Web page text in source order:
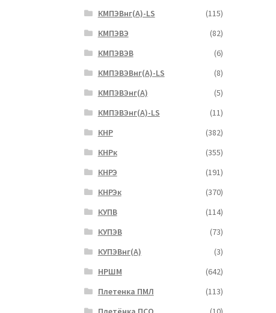
КМПЭВнг(А)-LS
(115)
КМПЭВЭ
(82)
КМПЭВЭВ
(6)
КМПЭВЭВнг(А)-LS
(8)
КМПЭВЭнг(А)
(5)
КМПЭВЭнг(А)-LS
(11)
КНР
(382)
КНРк
(355)
КНРЭ
(191)
КНРЭк
(370)
КУПВ
(114)
КУПЭВ
(73)
КУПЭВнг(А)
(3)
НРШМ
(642)
Плетенка ПМЛ
(113)